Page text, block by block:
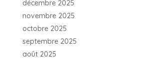
décembre 2025
novembre 2025
octobre 2025
septembre 2025
août 2025